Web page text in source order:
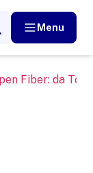
Menu
Fiber: da